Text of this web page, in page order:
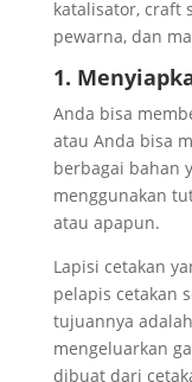
katalisator, craft
pewarna, dan
1.
Anda bisa
atau Anda bisa
berbagai bahan
menggunakan
atau apapun.
Lapisi cetakan
pelapis cetakan
tujuannya
mengeluarkan
dibuat dari